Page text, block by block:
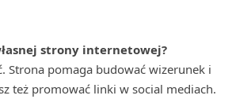
strony internetowej?
Strona pomaga budować wizerunek i
też promować linki w social mediach.